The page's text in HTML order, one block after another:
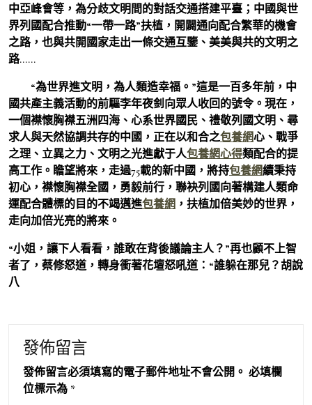
中亞峰會等，為分歧文明間的對話交通搭建平臺；中國與世
界列國配合推動“一帶一路”扶植，開闢通向配合繁華的機會
之路，也與共開國家走出一條交通互鑒、美美與共的文明之
路……
“為世界進文明，為人類造幸福。”這是一百多年前，中
國共產主義活動的前驅李年夜釗向眾人收回的號令。現在，
一個襟懷胸襟五洲四海、心系世界國民、禮敬列國文明、尋
求人與天然協調共存的中國，正在以和合之包養網心、戰爭
之理、立異之力、文明之光進獻于人包養網心得類配合的提
高工作。瞻望將來，走過75載的新中國，將持包養網續秉持
初心，襟懷胸襟全國，勇毅前行，聯袂列國向著構建人類命
運配合體標的目的不竭邁進包養網 ，扶植加倍美妙的世界，
走向加倍光亮的將來。
“小姐，讓下人看看，誰敢在背後議論主人？”再也顧不上智
者了，蔡修怒道，轉身衝著花壇怒吼道：“誰躲在那兒？胡說
八
發佈留言
發佈留言必須填寫的電子郵件地址不會公開。 必填欄
位標示為 *